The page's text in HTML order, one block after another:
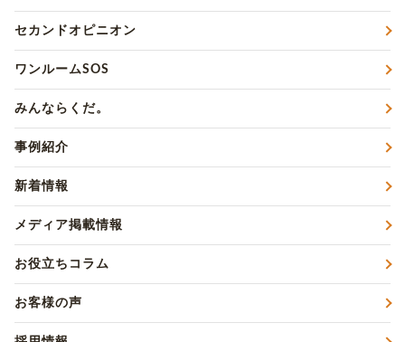
セカンドオピニオン
ワンルームSOS
みんならくだ。
事例紹介
新着情報
メディア掲載情報
お役立ちコラム
お客様の声